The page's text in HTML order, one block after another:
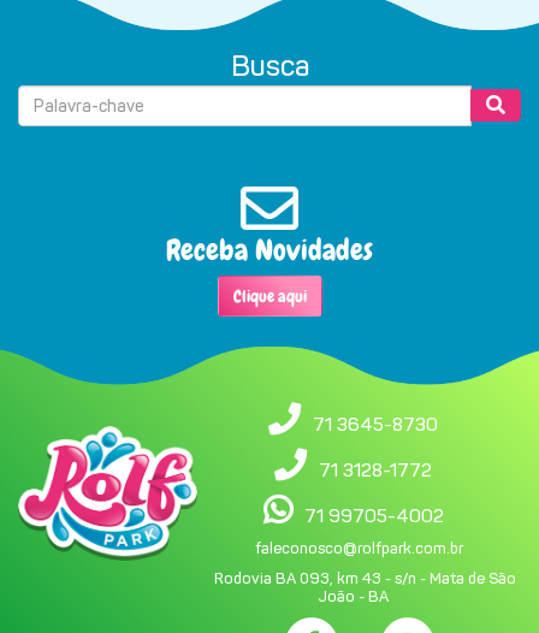
Busca
Receba Novidades
Clique aqui
71 3645-8730
71 3128-1772
71 99705-4002
faleconosco@rolfpark.com.br
Rodovia BA 093, km 43 - s/n - Mata de São
João - BA